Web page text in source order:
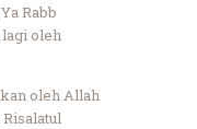
Rabb
oleh
oleh Allah